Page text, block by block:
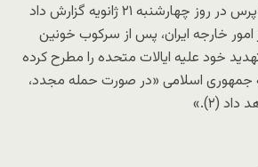
افزون بر این، آسوشیتدپرس در روز چهارشنبه ۲۱ ژانویه گزارش داد
خارجه ایران، پس از سرکوب خونین
خود علیه ایالات متحده را مطرح کرده
اسلامی «در صورت حمله مجدد،
(۲).»